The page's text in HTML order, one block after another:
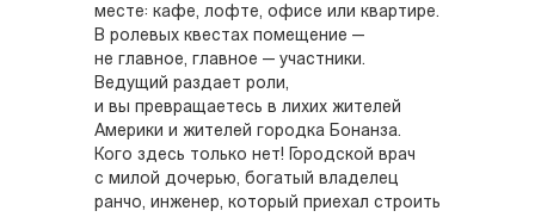
месте: кафе, лофте, офисе или квартире.
В ролевых квестах помещение —
не главное, главное — участники.
Ведущий раздает роли,
и вы превращаетесь в лихих жителей
Америки и жителей городка Бонанза.
Кого здесь только нет! Городской врач
с милой дочерью, богатый владелец
ранчо, инженер, который приехал строить